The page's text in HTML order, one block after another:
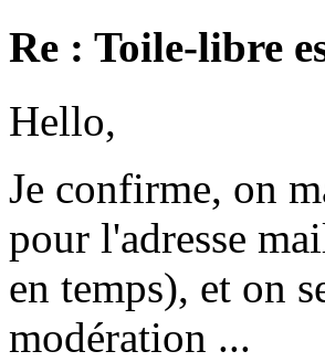
Re : Toile-libre
Hello,
Je confirme, on
pour l'adresse
en temps), et on
modération ...